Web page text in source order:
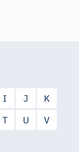
I J
K
T U
V